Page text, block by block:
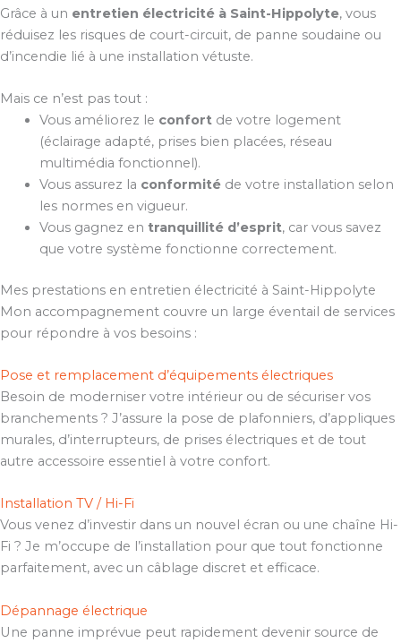
Grâce à un entretien électricité à Saint-Hippolyte, vous
réduisez les risques de court-circuit, de panne soudaine ou
d’incendie lié à une installation vétuste.
Mais ce n’est pas tout :
Vous améliorez le confortde votre logement
(éclairage adapté, prises bien placées, réseau
multimédia fonctionnel).
Vous assurez la conformitéde votre installation selon
les normes en vigueur.
Vous gagnez en tranquillité d’esprit, car vous savez
que votre système fonctionne correctement.
Mes prestations en entretien électricité à Saint-Hippolyte
Mon accompagnement couvre un large éventail de services
pour répondre à vos besoins :
Pose et remplacement d’équipements électriques
Besoin de moderniser votre intérieur ou de sécuriser vos
branchements ? J’assure la pose de plafonniers, d’appliques
murales, d’interrupteurs, de prises électriques et de tout
autre accessoire essentiel à votre confort.
Installation TV / Hi-Fi
Vous venez d’investir dans un nouvel écran ou une chaîne Hi-
Fi ? Je m’occupe de l’installation pour que tout fonctionne
parfaitement, avec un câblage discret et efficace.
Dépannage électrique
Une panne imprévue peut rapidement devenir source de